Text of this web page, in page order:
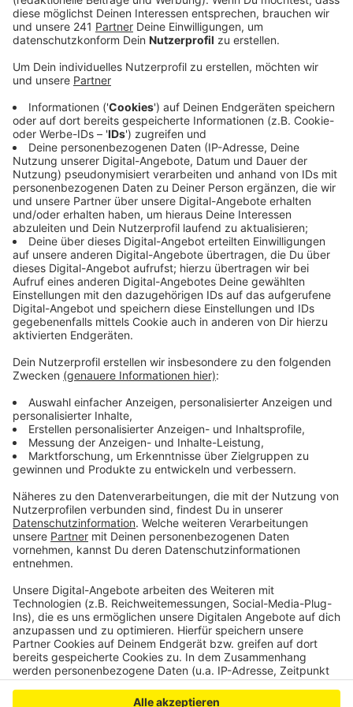
Anzeige
Eppendorfer Platz in Lohmar-Birk zu. Da nahmen
sie 46 Fässer mit insgesamt 1000 Litern Bier mit,
dazu noch Getränkekisten.
Veröffentlicht:Dienstag, 04.03.2025 13:20
Anzeige
Vereine vor finanziellen Herausforderungen
Anzeige
Am Tag darauf war ein Kühlwagen an der Grundschule
an der Kirchstraße in Niederkassel-Lülsdorf dran.
Zwischen Freitagabend gegen 22 Uhr 30 und
Samstagvormittag gegen 10 Uhr bauten Unbekannte
die Türen des Kühlwagens aus und nahmen 37 Fässer
von tausenden Euro. Ob beide Taten miteinander
sucht nach Zeugen, wer etwas Verdächtiges in Birk
oder Lülsdorf beobachtet hat, sagt das bitte den
Beamten, für den Bereich Lohmar unter 02241 541-
3121 und für Niederkassel unter 02241 541-3221.
Anzeige
Anzeige